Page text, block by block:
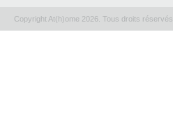
Copyright At(h)ome 2026. Tous droits réservés